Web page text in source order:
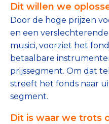
Betrouwbare data
CBF-publicaties
State of the Sector
Het Nederlandse
Contact &
Dit willen we
Door de hoge prijzen
en een
musici, voorziet het
betaalbare
prijssegment. Om dat
streeft het fonds naar
segment.
Dit is waar we trots